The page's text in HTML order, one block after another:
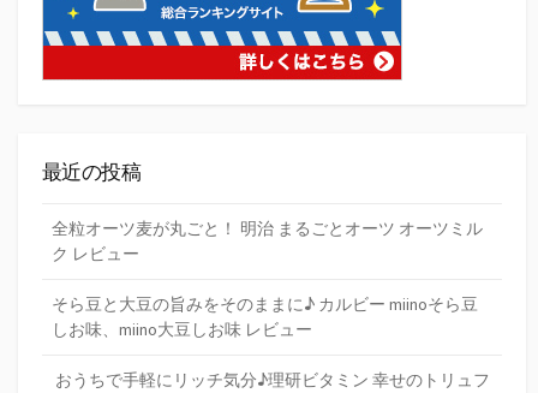
最近の投稿
全粒オーツ麦が丸ごと！ 明治 まるごとオーツ オーツミル
ク レビュー
そら豆と大豆の旨みをそのままに♪ カルビー miinoそら豆
しお味、miino大豆しお味 レビュー
おうちで手軽にリッチ気分♪理研ビタミン 幸せのトリュフ